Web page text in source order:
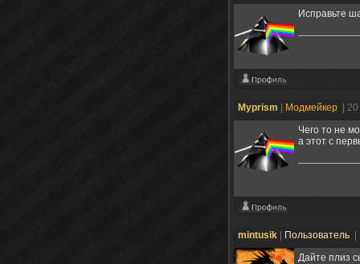
Исправьте
Myprism Модмейкер
|
Чего то не
а этот с
mintusik Пользователь
Дайте плиз